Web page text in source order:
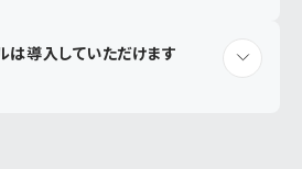
は導入していただけます